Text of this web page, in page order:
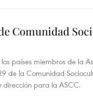
Comunidad
países miembros de la
de la Comunidad
dirección para la ASCC.